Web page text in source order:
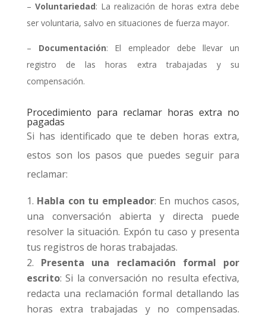
– Voluntariedad: La realización de horas extra debe
ser voluntaria, salvo en situaciones de fuerza mayor.
– Documentación: El empleador debe llevar un
registro de las horas extra trabajadas y su
compensación.
Procedimiento para reclamar horas extra no
pagadas
Si has identificado que te deben horas extra,
estos son los pasos que puedes seguir para
reclamar:
Habla con tu empleador: En muchos casos,
una conversación abierta y directa puede
resolver la situación. Expón tu caso y presenta
tus registros de horas trabajadas.
Presenta una reclamación formal por
escrito: Si la conversación no resulta efectiva,
redacta una reclamación formal detallando las
horas extra trabajadas y no compensadas.